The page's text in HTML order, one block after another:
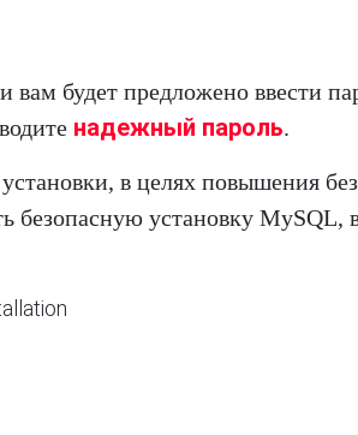
вам будет предложено ввести
надежный пароль.
в целях повышения
безопасную установку